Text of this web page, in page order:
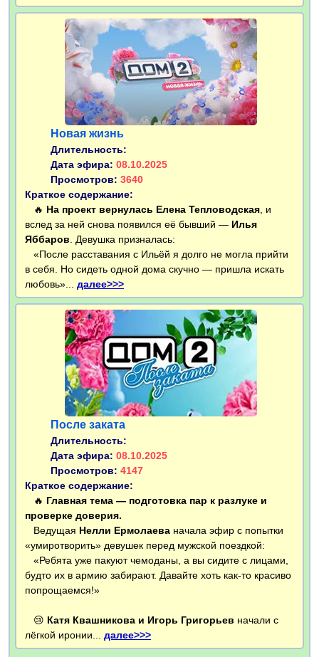
Новая жизнь
Длительность:
Дата эфира: 08.10.2025
Просмотров: 3640
Краткое содержание:
🔥 На проект вернулась Елена Тепловодская, и
вслед за ней снова появился её бывший — Илья
Яббаров. Девушка призналась:
«После расставания с Ильёй я долго не могла прийти
в себя. Но сидеть одной дома скучно — пришла искать
любовь»... далее>>>
После заката
Длительность:
Дата эфира: 08.10.2025
Просмотров: 4147
Краткое содержание:
🔥 Главная тема — подготовка пар к разлуке и
проверке доверия.
Ведущая Нелли Ермолаева начала эфир с попытки
«умиротворить» девушек перед мужской поездкой:
«Ребята уже пакуют чемоданы, а вы сидите с лицами,
будто их в армию забирают. Давайте хоть как-то красиво
попрощаемся!»
😢 Катя Квашникова и Игорь Григорьев начали с
лёгкой иронии... далее>>>